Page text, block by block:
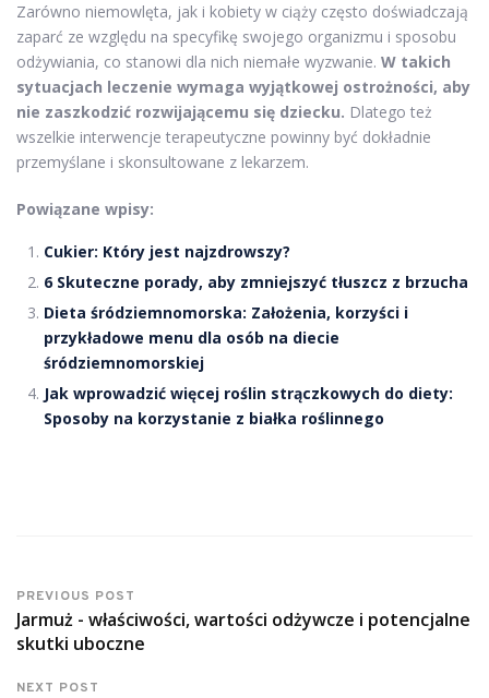
Zarówno niemowlęta, jak i kobiety w ciąży często doświadczają
zaparć ze względu na specyfikę swojego organizmu i sposobu
odżywiania, co stanowi dla nich niemałe wyzwanie. W takich
sytuacjach leczenie wymaga wyjątkowej ostrożności, aby
nie zaszkodzić rozwijającemu się dziecku. Dlatego też
wszelkie interwencje terapeutyczne powinny być dokładnie
przemyślane i skonsultowane z lekarzem.
Powiązane wpisy:
Cukier: Który jest najzdrowszy?
6 Skuteczne porady, aby zmniejszyć tłuszcz z brzucha
Dieta śródziemnomorska: Założenia, korzyści i
przykładowe menu dla osób na diecie
śródziemnomorskiej
Jak wprowadzić więcej roślin strączkowych do diety:
Sposoby na korzystanie z białka roślinnego
PREVIOUS POST
Jarmuż - właściwości, wartości odżywcze i potencjalne
skutki uboczne
NEXT POST